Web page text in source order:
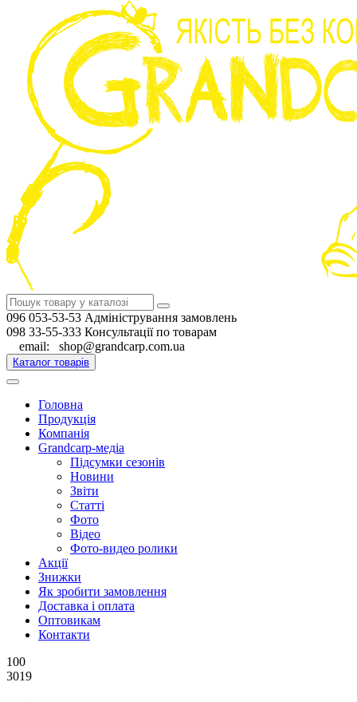
096 053-53-53 Адміністрування замовлень
098 33-55-333 Консультації по товарам
email: shop@grandcarp.com.ua
Каталог товарів
Головна
Продукція
Компанія
Grandcarp-медіа
Підсумки сезонів
Новини
Звіти
Статті
Фото
Відео
Фото-видео ролики
Акції
Знижки
Як зробити замовлення
Доставка і оплата
Оптовикам
Контакти
100
3019